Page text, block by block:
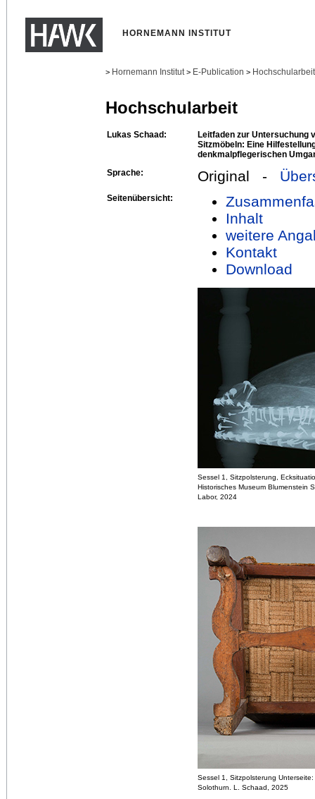
HORNEMANN INSTITUT
> Hornemann Institut > E-Publication >
Hochschularbeit
Lukas Schaad:
Leitfaden zur Untersuchung
Sitzmöbeln: Eine
denkmalpflegerischen
Sprache:
Original -
Seitenübersicht:
Inhalt
weitere
Kontakt
Download
Sessel 1, Sitzpolsterung,
Historisches Museum Blumenstein
Labor, 2024
Sessel 1, Sitzpolsterung
Solothurn. L. Schaad, 2025